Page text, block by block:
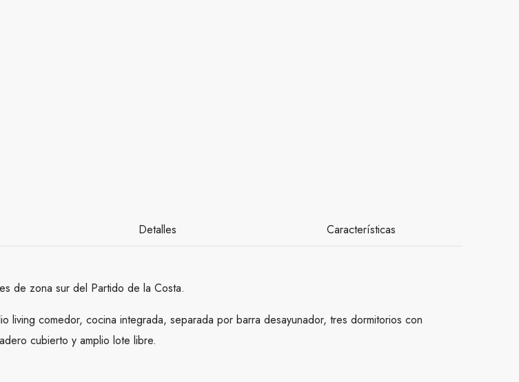
Detalles Características
de zona sur del Partido de la Costa.
comedor, cocina integrada, separada por barra desayunador, tres dormitorios con
cubierto y amplio lote libre.